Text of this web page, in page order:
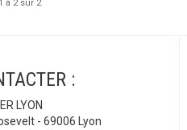
à 2 sur 2
:
LYON
- 69006 Lyon